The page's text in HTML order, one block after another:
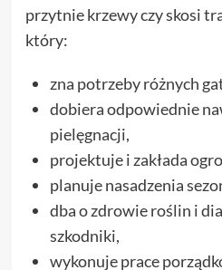
przytnie krzewy czy skosi
który:
zna potrzeby różnych
dobiera odpowiednie
pielęgnacji,
projektuje i zakłada
planuje nasadzenia
dba o zdrowie roślin i
szkodniki,
wykonuje prace